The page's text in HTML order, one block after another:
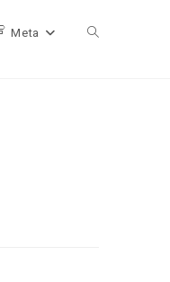
Meta Website-